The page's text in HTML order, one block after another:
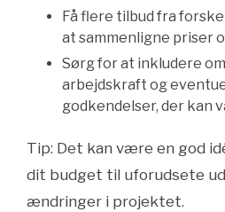
Få flere tilbud fra
at sammenligne priser
Sørg for at inkludere
arbejdskraft og
godkendelser, der kan
Tip: Det kan være en god
dit budget til uforudsete
ændringer i projektet.